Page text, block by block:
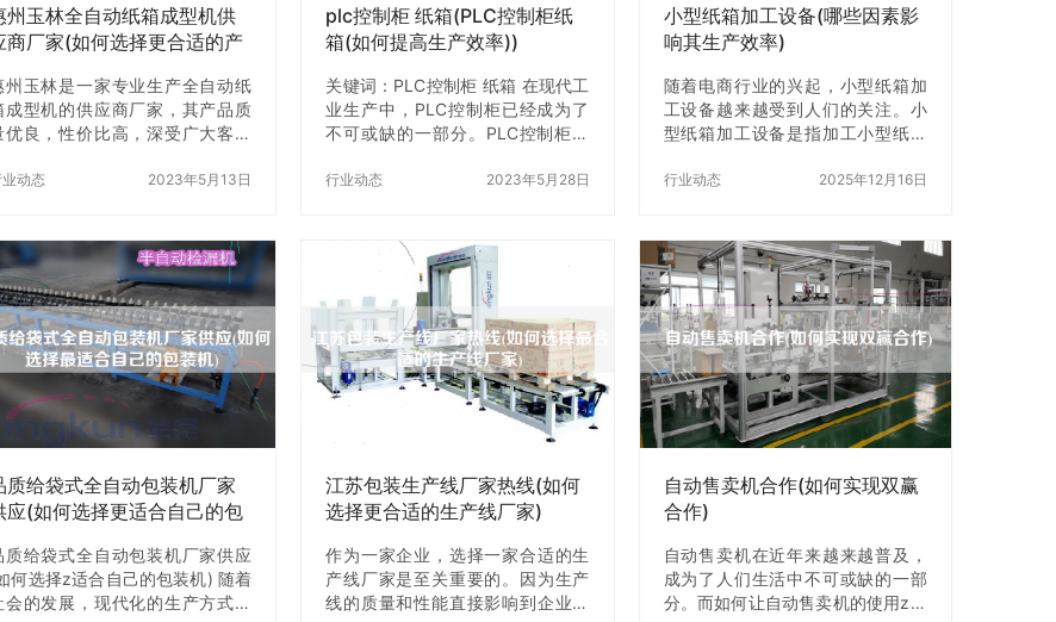
州玉林全自动纸箱成型机供
商厂家(如何选择更合适的产
州玉林是一家专业生产全自动纸
成型机的供应商厂家，其产品质
优良，性价比高，深受广大客户
机时，我们需要考虑到很多因
自己的需求 在选择全自动纸箱成
机之前，首先要了解自己的需
。比如，您需要生产的纸箱类
、尺寸、生产效率等。只有了解
自己的需求，才能z好地选择适合
己的产品。 二、考虑生产效率 生
效率是选择全自动纸箱成型机时
须要考虑的因素之一。如果您需
生产大量的纸箱，那么就需要选
动态 2023年5月13日
plc控制柜 纸箱(PLC控制柜纸
箱(如何提高生产效率))
关键词：PLC控制柜 纸箱 在现代工
业生产中，PLC控制柜已经成为了
不可或缺的一部分。PLC控制柜可
率，减少人工操作。而在纸箱生产
成本。本文将介绍如何通过PLC控
制柜提高纸箱生产效率。 一、PLC
控制柜的作用 PLC控制柜是一个自
动化控制系统，它可以通过程序控
制设备的运行。在纸箱生产中，
PLC控制柜可以控制纸板的进给、
裁切、贴合、折叠等工艺流程。
PLC控制柜可以根据生产需求自动
调整工艺参数，提高生产效率。…
行业动态 2023年5月28日
小型纸箱加工设备(哪些因素影
响其生产效率)
随着电商行业的兴起，小型纸箱加
工设备越来越受到人们的关注。小
型纸箱加工设备是指加工小型纸箱
的生产需求。但是，对于小型纸箱
型纸箱加工设备的生产效率呢？下
面，我们就来一起探讨一下。 一、
设备的质量 设备的质量是影响生产
效率的重要因素之一。如果设备的
质量不好，那么在生产过程中就会
出现各种问题，导致生产效率低
下。因此，在X小型纸箱加工设备
时，一定要选择质量好的设备，这
样才能保证生产效率。 二、操作人
行业动态 2025年12月16日
质给袋式全自动包装机厂家
应(如何选择更适合自己的包
质给袋式全自动包装机厂家供应
何选择z适合自己的包装机) 随着
会的发展，现代化的生产方式已
江苏包装生产线厂家热线(如何
选择更合适的生产线厂家)
作为一家企业，选择一家合适的生
产线厂家是至关重要的。因为生产
线的质量和性能直接影响到企业的
自动售卖机合作(如何实现双赢
合作)
自动售卖机在近年来越来越普及，
成为了人们生活中不可或缺的一部
分。而如何让自动售卖机的使用z加